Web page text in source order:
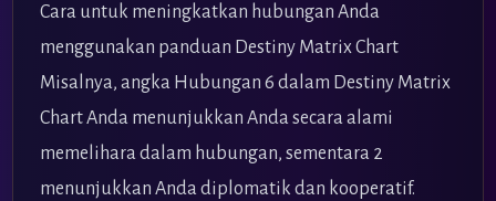
Cara untuk meningkatkan hubungan Anda
menggunakan panduan Destiny Matrix Chart
Misalnya, angka Hubungan 6 dalam Destiny Matrix
Chart Anda menunjukkan Anda secara alami
memelihara dalam hubungan, sementara 2
menunjukkan Anda diplomatik dan kooperatif.